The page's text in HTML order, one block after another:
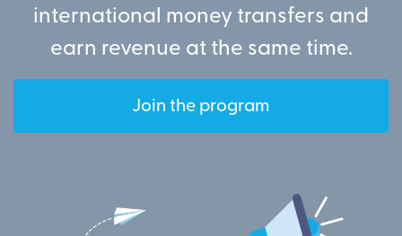
international money transfers and
earn revenue at the same time.
Join the program